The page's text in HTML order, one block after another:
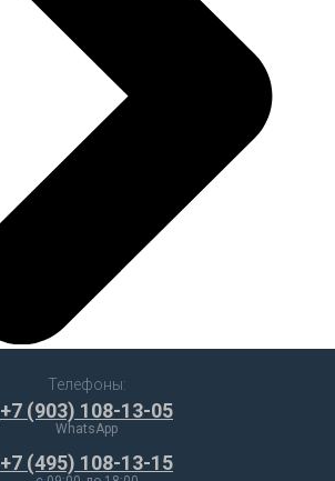
Телефоны:
+7 (903) 108-13-05
WhatsApp
+7 (495) 108-13-15